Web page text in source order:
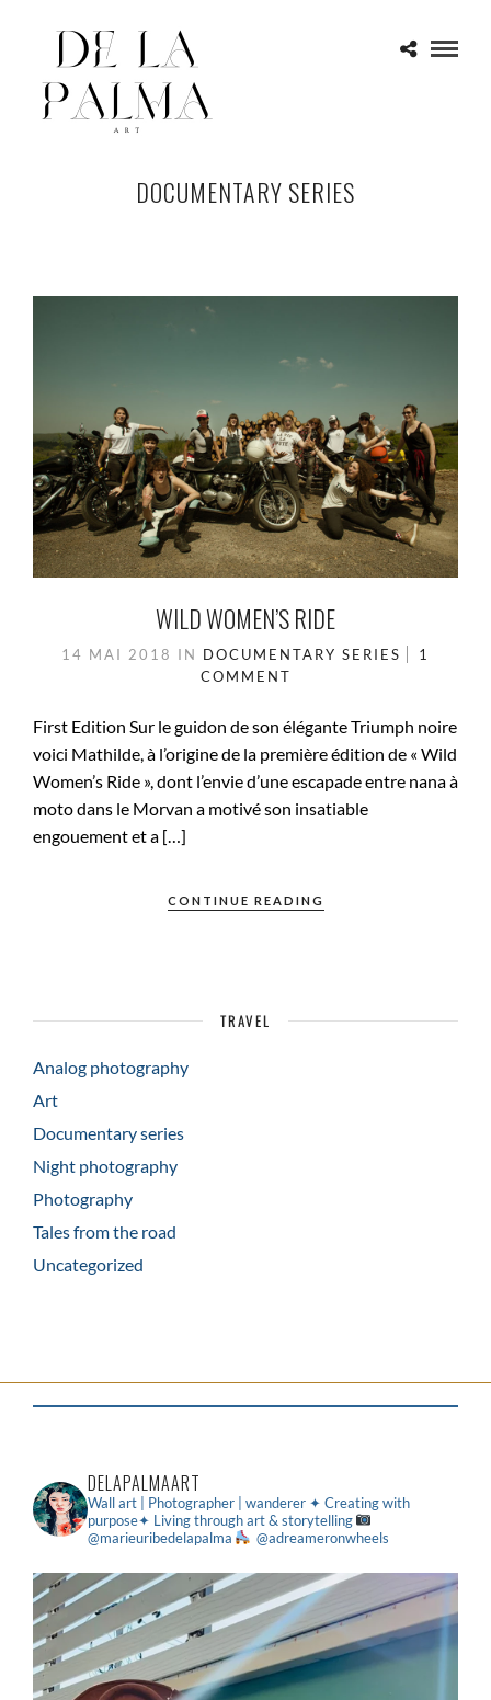
DOCUMENTARY SERIES
WILD WOMEN’S RIDE
14 MAI 2018 IN DOCUMENTARY SERIES
1
COMMENT
First Edition Sur le guidon de son élégante Triumph noire
voici Mathilde, à l’origine de la première édition de « Wild
Women’s Ride », dont l’envie d’une escapade entre nana à
moto dans le Morvan a motivé son insatiable
engouement et a […]
CONTINUE READING
TRAVEL
Analog photography
Art
Documentary series
Night photography
Photography
Tales from the road
Uncategorized
DELAPALMAART
Wall art | Photographer | wanderer ✦ Creating with
purpose✦ Living through art & storytelling
@marieuribedelapalma
@adreameronwheels